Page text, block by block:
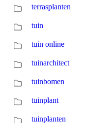
terrasplanten
tuin
tuin online
tuinarchitect
tuinbomen
tuinplant
tuinplanten